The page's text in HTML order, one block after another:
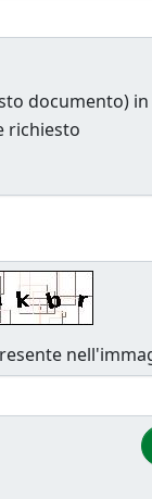
documento)
richiesto